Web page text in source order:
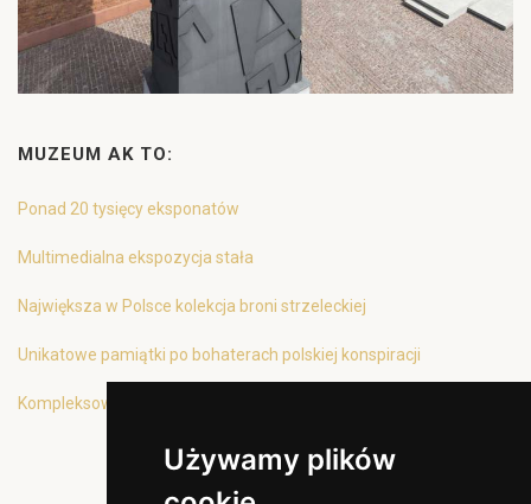
Używamy plików
MUZEUM AK TO:
Ponad 20 tysięcy eksponatów
Multimedialna ekspozycja stała
Największa w Polsce kolekcja broni strzeleckiej
Unikatowe pamiątki po bohaterach polskiej konspiracji
Kompleksowa oferta edukacyjna